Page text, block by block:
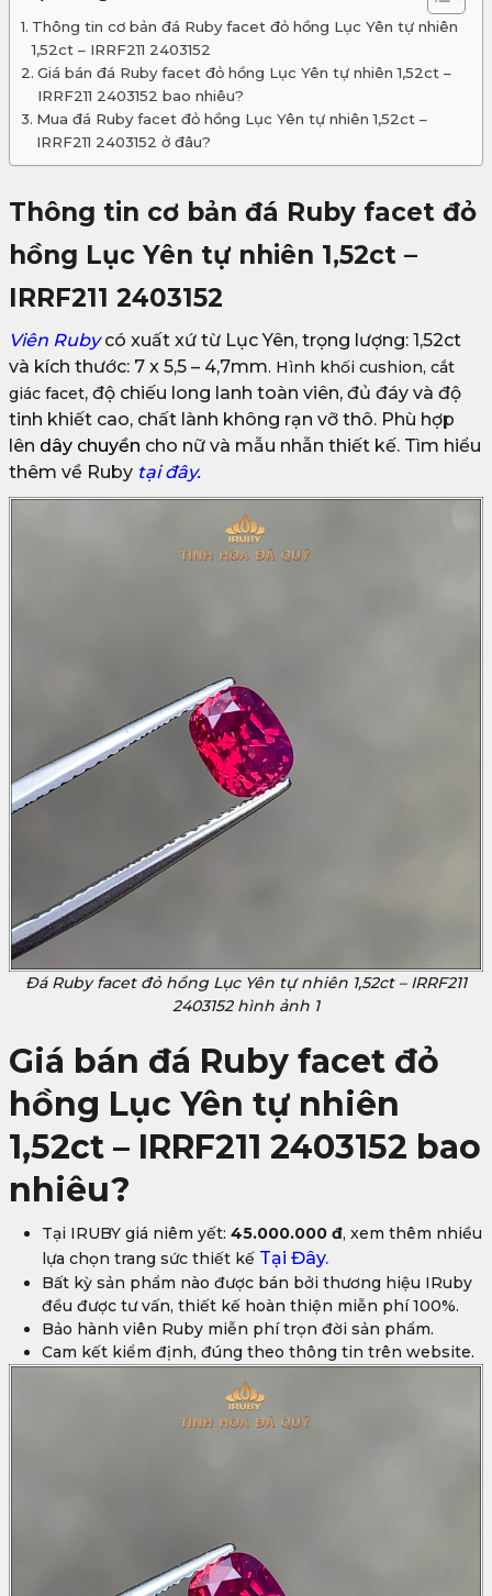
Thông tin cơ bản đá Ruby facet đỏ hồng Lục Yên tự nhiên
1,52ct – IRRF211 2403152
Giá bán đá Ruby facet đỏ hồng Lục Yên tự nhiên 1,52ct –
IRRF211 2403152 bao nhiêu?
Mua đá Ruby facet đỏ hồng Lục Yên tự nhiên 1,52ct –
IRRF211 2403152 ở đâu?
Thông tin cơ bản đá Ruby facet đỏ
hồng Lục Yên tự nhiên 1,52ct –
IRRF211 2403152
Viên Rubycó xuất xứ từ Lục Yên, trọng lượng: 1,52ct
và kích thước: 7 x 5,5 – 4,7mm. Hình khối cushion, cắt
giác facet, độ chiếu long lanh toàn viên, đủ đáy và độ
tinh khiết cao, chất lành không rạn vỡ thô. Phù hợp
lên dây chuyền cho nữ và mẫu nhẫn thiết kế. Tìm hiểu
thêm về Ruby tại đây.
Đá Ruby facet đỏ hồng Lục Yên tự nhiên 1,52ct – IRRF211
2403152 hình ảnh 1
Giá bán đá Ruby facet đỏ
hồng Lục Yên tự nhiên
1,52ct – IRRF211 2403152 bao
nhiêu?
Tại IRUBY giá niêm yết: 45.000.000 đ, xem thêm nhiều
lựa chọn trang sức thiết kế Tại Đây.
Bất kỳ sản phẩm nào được bán bởi thương hiệu IRuby
đều được tư vấn, thiết kế hoàn thiện miễn phí 100%.
Bảo hành viên Ruby miễn phí trọn đời sản phẩm.
Cam kết kiểm định, đúng theo thông tin trên website.